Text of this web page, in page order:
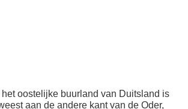
oostelijke buurland van Duitsland is
aan de andere kant van de Oder,